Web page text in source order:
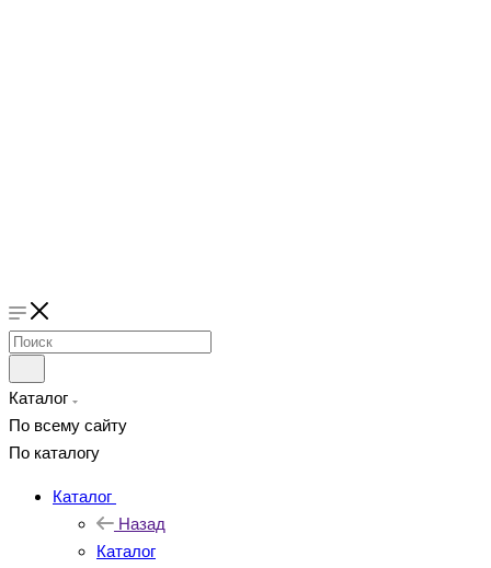
Каталог
По всему сайту
По каталогу
Каталог
Назад
Каталог